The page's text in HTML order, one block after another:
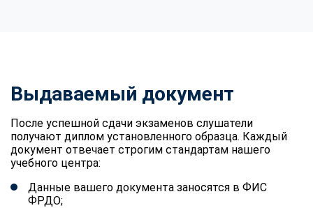
Выдаваемый документ
После успешной сдачи экзаменов слушатели
получают диплом установленного образца. Каждый
документ отвечает строгим стандартам нашего
учебного центра:
Данные вашего документа заносятся в ФИС
ФРДО;